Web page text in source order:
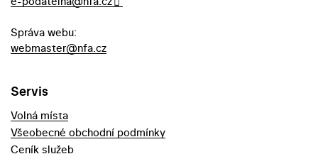
Správa webu:
webmaster@nfa.cz
Servis
Volná místa
Všeobecné obchodní podmínky
Ceník služeb